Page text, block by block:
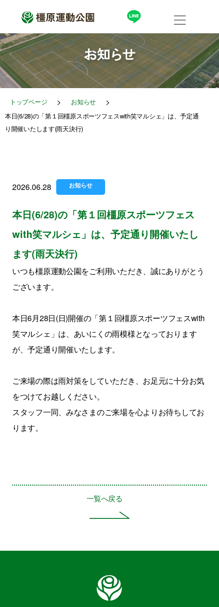
キ
ッ
プ
お知らせ
トップページ > お知らせ >
本日(6/28)の「第１回橿原スポーツフェスwith笑マルシェ」は、予定通
り開催いたします(雨天決行)
2026.06.28 お知らせ
本日(6/28)の「第１回橿原スポーツフェス
with笑マルシェ」は、予定通り開催いたし
ます(雨天決行)
いつも橿原運動公園をご利用いただき、誠にありがとう
ございます。
本日6月28日(日)開催の「第１回橿原スポーツフェスwith
笑マルシェ」は、あいにくの雨模様となっております
が、予定通り開催いたします。
ご来場の際は雨対策をしていただき、お足元に十分お気
をつけてお越しください。
スタッフ一同、みなさまのご来場を心よりお待ちしてお
ります。
一覧へ戻る